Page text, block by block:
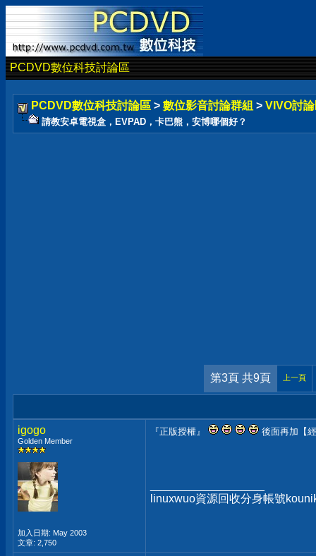
PCDVD數位科技討論區
PCDVD數位科技討論區 > 數位影音討論群組 > VIVO討
請教安卓電視盒，EVPAD，卡巴熊，安博哪個好？
第3頁 共9頁 上一頁
igogo
Golden Member
加入日期: May 2003
文章: 2,750
『正版授權』 後面再加【
linuxwuo資源回收分身帳號